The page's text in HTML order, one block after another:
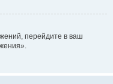
перейдите в ваш